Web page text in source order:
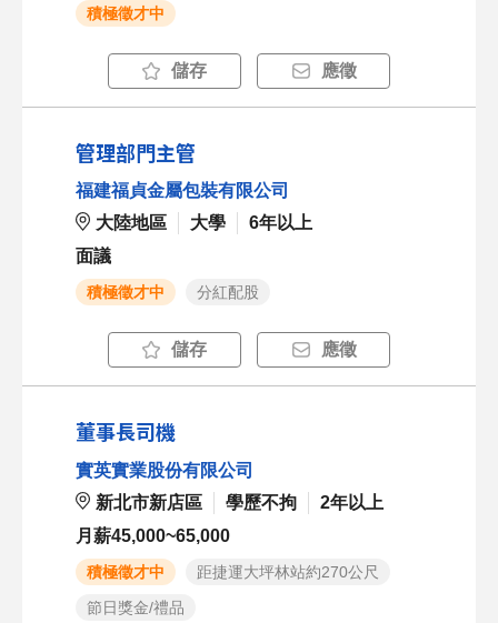
積極徵才中
儲存 應徵
管理部門主管
福建福貞金屬包裝有限公司
大陸地區
大學
6年以上
面議
積極徵才中 分紅配股
儲存 應徵
董事長司機
實英實業股份有限公司
新北市新店區
學歷不拘
2年以上
月薪45,000~65,000
積極徵才中
距捷運大坪林站約270公尺
節日獎金/禮品